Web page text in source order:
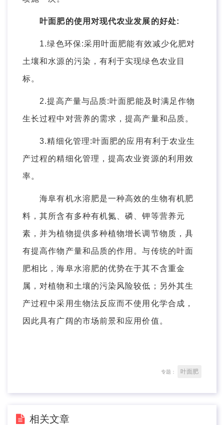
叶面肥的使用对现代农业发展的好处:
1.绿色环保:采用叶面肥能有效减少化肥对
土壤和水源的污染，有利于实现绿色农业目
标。
2.提高产量与品质:叶面肥能及时满足作物
生长过程中对营养的需求，提高产量和品质。
3.精细化管理:叶面肥的应用有利于农业生
产过程的精细化管理，提高农业资源的利用效
率。
海阜有机水溶肥是一种高效的生物有机肥
料，其所含有多种有机氮、磷、钾等营养元
素，并为植物提供多种植物增长调节物质，具
有提高作物产量和品质的作用。与传统的叶面
肥相比，海阜水溶肥的优势在于其不含重金
属，对植物和土壤的污染风险较低；另外其生
产过程中采用生物法反应而不使用化学合成，
因此具有广阔的市场前景和应用价值。
专题： 叶面肥
相关文章